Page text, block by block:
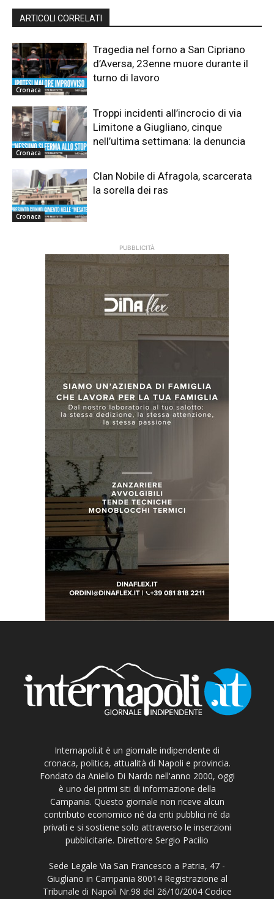
ARTICOLI CORRELATI
Cronaca
Tragedia nel forno a San Cipriano
d’Aversa, 23enne muore durante il
turno di lavoro
Cronaca
Troppi incidenti all’incrocio di via
Limitone a Giugliano, cinque
nell’ultima settimana: la denuncia
Cronaca
Clan Nobile di Afragola, scarcerata
la sorella dei ras
PUBBLICITÀ
Internapoli.it è un giornale indipendente di
cronaca, politica, attualità di Napoli e provincia.
Fondato da Aniello Di Nardo nell'anno 2000, oggi
è uno dei primi siti di informazione della
Campania. Questo giornale non riceve alcun
contributo economico né da enti pubblici né da
privati e si sostiene solo attraverso le inserzioni
pubblicitarie. Direttore Sergio Pacilio
Sede Legale Via San Francesco a Patria, 47 -
Giugliano in Campania 80014 Registrazione al
Tribunale di Napoli Nr.98 del 26/10/2004 Codice